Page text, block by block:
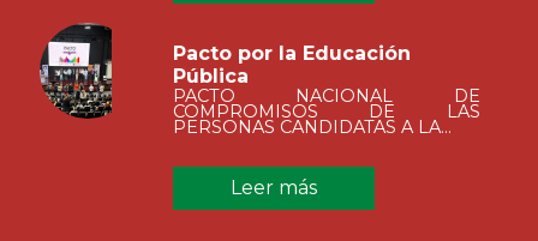
Pacto por la Educación
Pública
PACTO NACIONAL DE
COMPROMISOS DE LAS
PERSONAS CANDIDATAS A LA...
Leer más